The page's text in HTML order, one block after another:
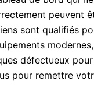
peuvent
sont qualifiés
défectueux
pour remettre